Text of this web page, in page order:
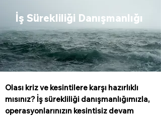
İş Sürekliliği Danışmanlığı
Olası kriz ve kesintilere karşı hazırlıklı
mısınız? İş sürekliliği danışmanlığımızla,
operasyonlarınızın kesintisiz devam